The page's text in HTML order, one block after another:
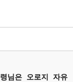
님은 오로지 자유